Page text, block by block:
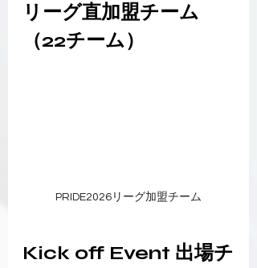
リーグ直加盟チーム
（22チーム）
PRIDE2026リーグ加盟チーム
Kick off Event 出場チ